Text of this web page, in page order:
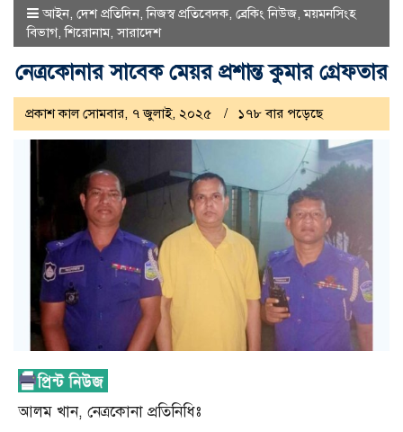
আইন, দেশ প্রতিদিন,নিজস্ব প্রতিবেদক, ব্রেকিং নিউজ,ময়মনসিংহ
বিভাগ,শিরোনাম,সারাদেশ
নেত্রকোনার সাবেক মেয়র প্রশান্ত কুমার গ্রেফতার
প্রকাশ কাল সোমবার, ৭ জুলাই, ২০২৫ ১৭৮ বার পড়েছে
আলম খান, নেত্রকোনা প্রতিনিধিঃ